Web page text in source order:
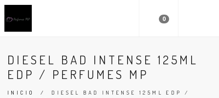
0
DIESEL BAD INTENSE 125ML
EDP / PERFUMES MP
INICIO / DIESEL BAD INTENSE 125ML EDP /